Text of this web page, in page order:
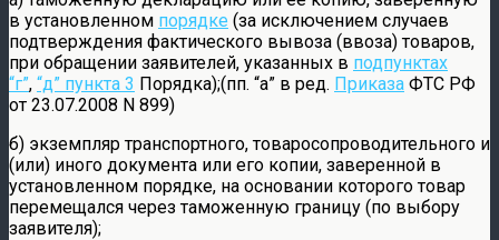
в установленном порядке (за исключением случаев
подтверждения фактического вывоза (ввоза) товаров,
при обращении заявителей, указанных в подпунктах
“г”, “д” пункта 3 Порядка);(пп. “а” в ред. Приказа ФТС РФ
от 23.07.2008 N 899)
б) экземпляр транспортного, товаросопроводительного и
(или) иного документа или его копии, заверенной в
установленном порядке, на основании которого товар
перемещался через таможенную границу (по выбору
заявителя);